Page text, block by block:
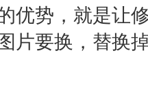
优势，就是让
片要换，替换